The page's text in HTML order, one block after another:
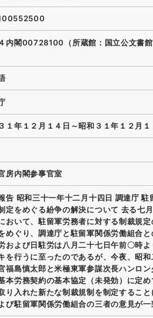
内閣00728100（所蔵館：国立公文書館
１年１２月１４日～昭和３１年１２月１
房内閣参事官室
告 昭和三十一年十二月十四日 調達庁
定をめぐる紛争の解決について 去る七
おいて、駐留軍労務者に対する制裁規
めぐり、調達庁と駐留軍関係労働組合
および日駐労は八月二十七日午前〇時
を行うに至ったのであるが、今夜、昭
福島慎太郎と米極東軍参謀次長ハンロ
本労務契約の基本協定（未発効）に定
り入れた新たな制裁規制を制定するこ
び駐留軍関係労働組合の三者の意見が一